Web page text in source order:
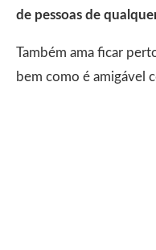
de pessoas de
Também ama ficar
bem como é amigável